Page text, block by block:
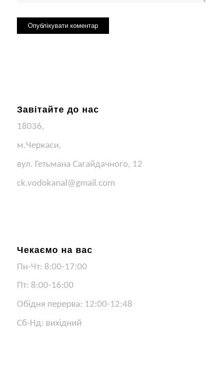
Завітайте до нас
18036,
м.Черкаси,
вул. Гетьмана Сагайдачного, 12
ck.vodokanal@gmail.com
Чекаємо на вас
Пн-Чт: 8:00-17:00
Пт: 8:00-16:00
Обідня перерва: 12:00-12:48
Сб-Нд: вихідний